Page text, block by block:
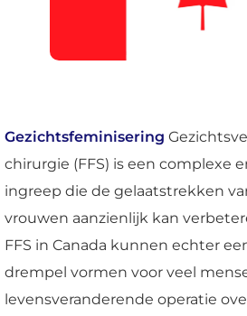
Gezichtsfeminisering
chirurgie (FFS) is een complexe
ingreep die de gelaatstrekken
vrouwen aanzienlijk kan
FFS in Canada kunnen echter
drempel vormen voor veel
levensveranderende operatie